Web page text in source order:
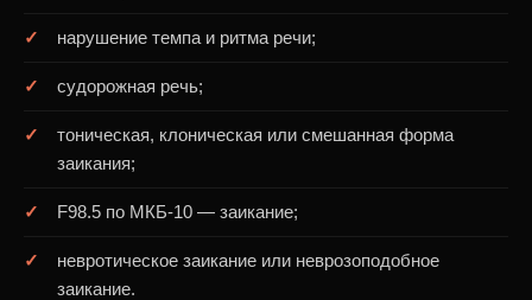
нарушение темпа и ритма речи;
судорожная речь;
тоническая, клоническая или смешанная форма
заикания;
F98.5 по МКБ-10 — заикание;
невротическое заикание или неврозоподобное
заикание.